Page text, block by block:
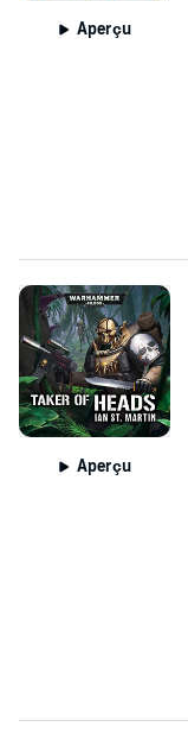
Aperçu
Aperçu